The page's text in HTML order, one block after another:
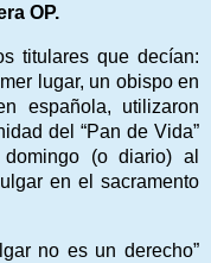
OP.
titulares que decían:
lugar, un obispo en
española, utilizaron
del “Pan de Vida”
(o diario) al
en el sacramento
no es un derecho”